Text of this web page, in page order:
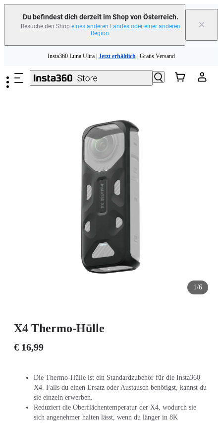
Du befindest dich derzeit im Shop von Österreich.
Besuche den Shop eines anderen Landes oder einer anderen
Region.
×
Need shopping help? |
Insta360 Luna Ultra | Jetzt erhältlich| Gratis Versand
1/6
X4 Thermo-Hülle
€ 16,99
Die Thermo-Hülle ist ein Standardzubehör für die Insta360
X4. Falls du einen Ersatz oder Austausch benötigst, kannst du
sie einzeln erwerben.
Reduziert die Oberflächentemperatur der X4, wodurch sie
sich angenehmer halten lässt, wenn du länger in 8K